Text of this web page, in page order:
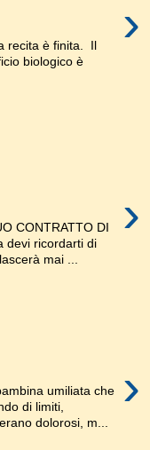
›
recita è finita. Il
biologico è
›
CONTRATTO DI
devi ricordarti di
mai ...
›
umiliata che
di limiti,
dolorosi, m...